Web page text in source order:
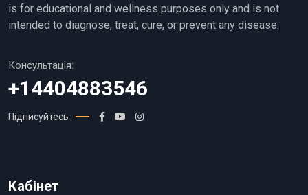
is for educational and wellness purposes only and is not
intended to diagnose, treat, cure, or prevent any disease.
Консультація:
+14404883546
Підписуйтесь
Кабінет